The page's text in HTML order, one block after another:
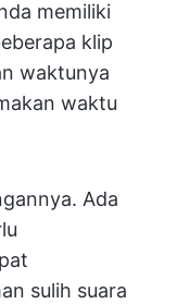
memiliki
klip
waktunya
waktu
Ada
sulih suara